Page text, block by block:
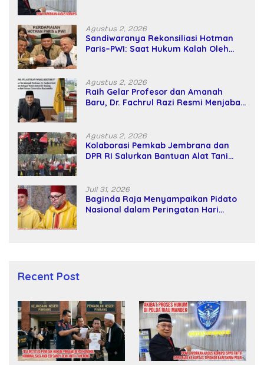
Agustus 2, 2026
Sandiwaranya Rekonsiliasi Hotman
Paris–PWI: Saat Hukum Kalah Oleh
Agustus 2, 2026
Raih Gelar Profesor dan Amanah
Baru, Dr. Fachrul Razi Resmi Menjabat
Agustus 2, 2026
Kolaborasi Pemkab Jembrana dan
DPR RI Salurkan Bantuan Alat Tani
Juli 31, 2026
Baginda Raja Menyampaikan Pidato
Nasional dalam Peringatan Hari
Recent Post